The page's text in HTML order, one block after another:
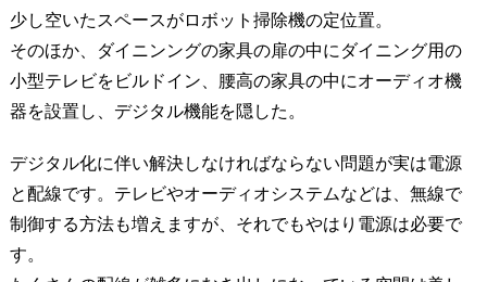
少し空いたスペースがロボット掃除機の定位置。
そのほか、ダイニンングの家具の扉の中にダイニング用の
小型テレビをビルドイン、腰高の家具の中にオーディオ機
器を設置し、デジタル機能を隠した。
デジタル化に伴い解決しなければならない問題が実は電源
と配線です。テレビやオーディオシステムなどは、無線で
制御する方法も増えますが、それでもやはり電源は必要で
す。